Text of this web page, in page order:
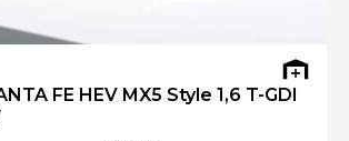
FE HEV MX5 Style 1,6 T-GDI